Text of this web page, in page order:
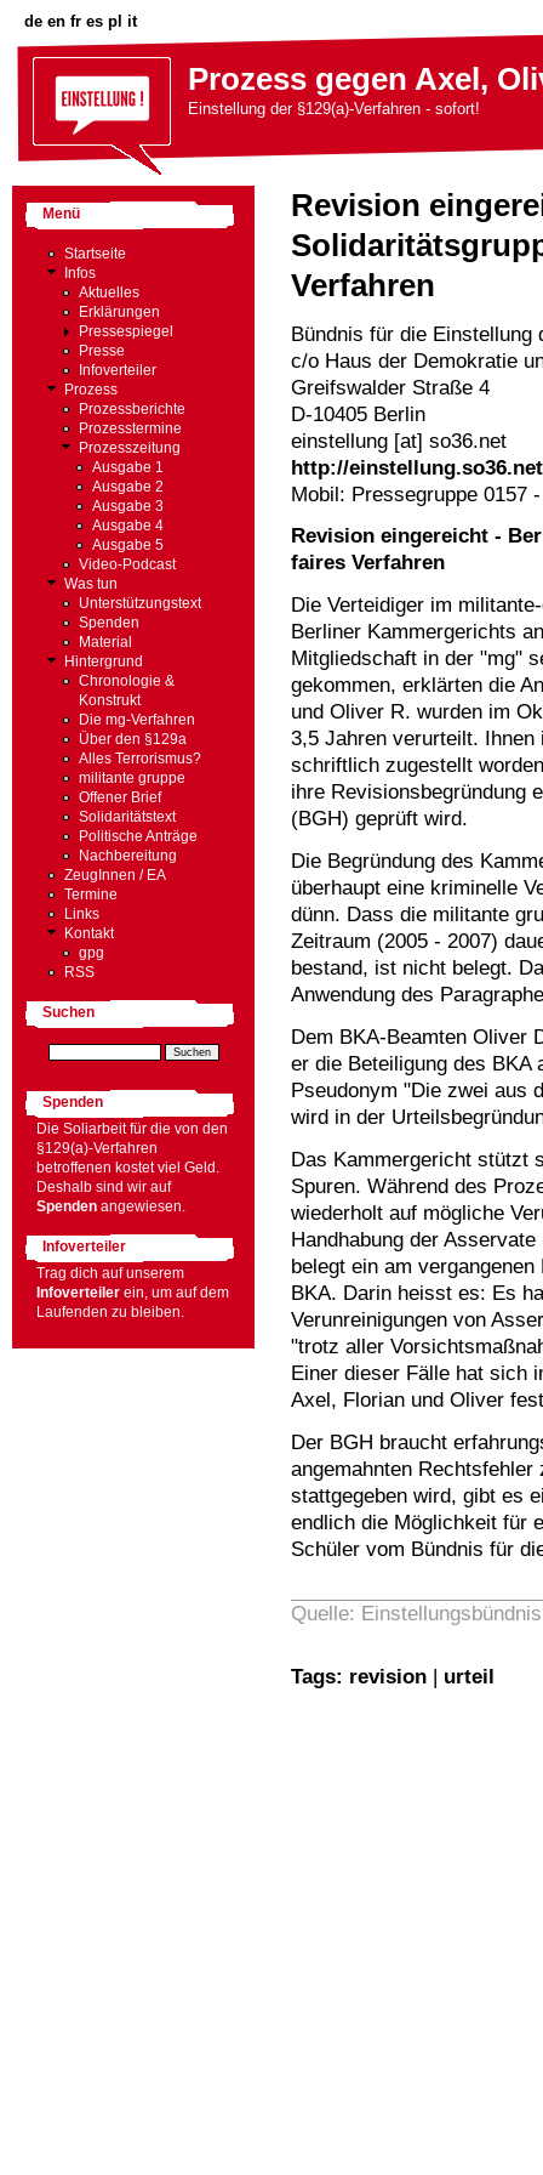
de en fr es pl it
Prozess gegen Axel,
Einstellung der §129(a)-Verfahren - sofort!
Revision
Verfahren
Bündnis für die Einstellung
c/o Haus der Demokratie
Greifswalder Straße 4
D-10405 Berlin
einstellung [at] so36.net
http://einstellung.so36.net
Mobil: Pressegruppe 0157
Revision eingereicht -
faires Verfahren
Die Verteidiger im
Berliner Kammergerichts
Mitgliedschaft in der "mg"
gekommen, erklärten die
und Oliver R. wurden im
3,5 Jahren verurteilt.
schriftlich zugestellt
ihre Revisionsbegründung
(BGH) geprüft wird.
Die Begründung des
überhaupt eine kriminelle
dünn. Dass die militante
Zeitraum (2005 - 2007)
bestand, ist nicht belegt.
Anwendung des
Dem BKA-Beamten Oliver
er die Beteiligung des BKA
Pseudonym "Die zwei aus
wird in der
Das Kammergericht stützt
Spuren. Während des
wiederholt auf mögliche
Handhabung der
belegt ein am
BKA. Darin heisst es: Es
Verunreinigungen von
"trotz aller
Einer dieser Fälle hat sich
Axel, Florian und Oliver
Der BGH braucht
angemahnten
stattgegeben wird, gibt es
endlich die Möglichkeit für
Schüler vom Bündnis für
Quelle:
Tags: revision | urteil
Menü
Startseite
Infos
Aktuelles
Erklärungen
Pressespiegel
Presse
Infoverteiler
Prozess
Prozessberichte
Prozesstermine
Prozesszeitung
Ausgabe 1
Ausgabe 2
Ausgabe 3
Ausgabe 4
Ausgabe 5
Video-Podcast
Was tun
Unterstützungstext
Spenden
Material
Hintergrund
Chronologie &
Konstrukt
Die mg-Verfahren
Über den §129a
Alles Terrorismus?
militante gruppe
Offener Brief
Solidaritätstext
Politische Anträge
Nachbereitung
ZeugInnen / EA
Termine
Links
Kontakt
gpg
RSS
Suchen
Spenden
Die Soliarbeit für die von den
§129(a)-Verfahren
betroffenen kostet viel Geld.
Deshalb sind wir auf
Spenden angewiesen.
Infoverteiler
Trag dich auf unserem
Infoverteiler ein, um auf dem
Laufenden zu bleiben.